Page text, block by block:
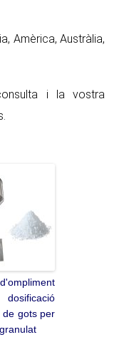
Amèrica, Austràlia,
i la vostra
de gots per